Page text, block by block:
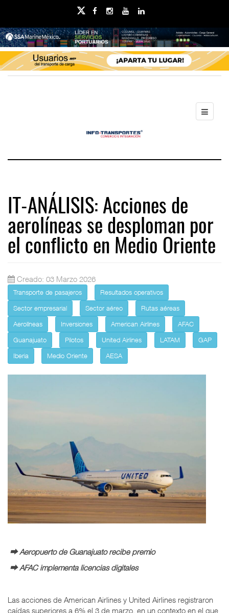
IT-ANÁLISIS: Acciones de
aerolíneas se desploman por
el conflicto en Medio Oriente
Creado: 03 Marzo 2026
Transporte de pasajeros
Resultados operativos
Sector empresarial
Sector aéreo
Rutas aéreas
Aerolíneas
Inversiones American Airlines
AFAC
Guanajuato
Pilotos United Airlines LATAM
GAP
Iberia
Medio Oriente AESA
⮕ Aeropuerto de Guanajuato recibe premio
⮕ AFAC implementa licencias digitales
Las acciones de American Airlines y United Airlines registraron
caídas superiores a 6% el 3 de marzo, en un contexto en el que